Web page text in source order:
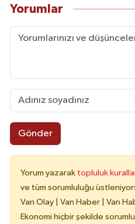
Yorumlar
Gönder
Yorum yazarak topluluk
ve tüm sorumluluğu
Van Olay | Van Haber | Van
Ekonomi hiçbir şekilde